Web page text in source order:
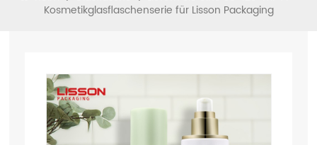
Kosmetikglasflaschenserie für Lisson Packaging